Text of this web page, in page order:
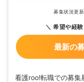
募集状況更新
希望や経
最新の
看護roo!転職での募集